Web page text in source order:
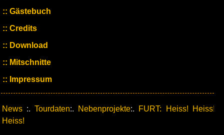
Gästebuch
Credits
Download
Mitschnitte
Impressum
News :.Tourdaten:. Nebenprojekte:. FURT: Heiss! Heiss!
Heiss!